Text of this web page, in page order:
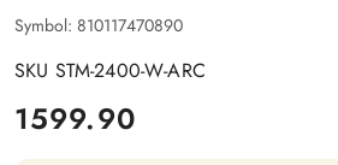
Symbol: 810117470890
SKU STM-2400-W-ARC
cena:
1599.90